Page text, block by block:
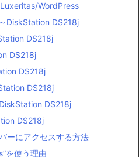
WordPress
DiskStation DS218j
DS218j
DS218j
DS218j
DS218j
DS218j
DS218j
ーにアクセスする方法
を使う理由